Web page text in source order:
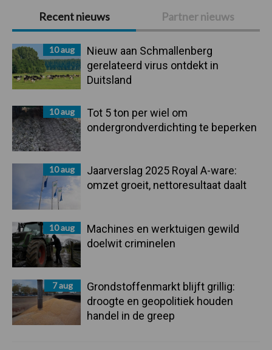
Primaire
Sidebar
Recent nieuws Partner nieuws
10 aug
Nieuw aan Schmallenberg
gerelateerd virus ontdekt in
Duitsland
10 aug
Tot 5 ton per wiel om
ondergrondverdichting te beperken
10 aug
Jaarverslag 2025 Royal A-ware:
omzet groeit, nettoresultaat daalt
10 aug
Machines en werktuigen gewild
doelwit criminelen
7 aug
Grondstoffenmarkt blijft grillig:
droogte en geopolitiek houden
handel in de greep